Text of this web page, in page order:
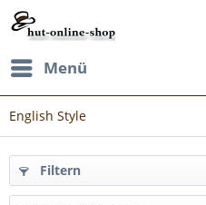
Menü
English Style
Filtern